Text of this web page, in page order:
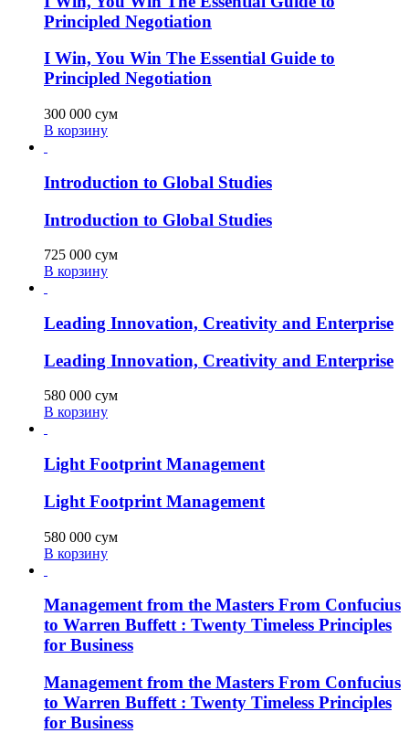
Principled Negotiation
I Win, You Win The Essential Guide to
Principled Negotiation
300 000 сум
В корзину
Introduction to Global Studies
Introduction to Global Studies
725 000 сум
В корзину
Leading Innovation, Creativity and Enterprise
Leading Innovation, Creativity and Enterprise
580 000 сум
В корзину
Light Footprint Management
Light Footprint Management
580 000 сум
В корзину
Management from the Masters From Confucius
to Warren Buffett : Twenty Timeless Principles
for Business
Management from the Masters From Confucius
to Warren Buffett : Twenty Timeless Principles
for Business